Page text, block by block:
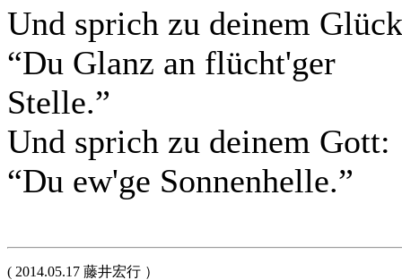
Und sprich zu deinem
“Du Glanz an flücht'ger
Stelle.”
Und sprich zu deinem Gott:
“Du ew'ge Sonnenhelle.”
( 2014.05.17 藤井宏行 ）